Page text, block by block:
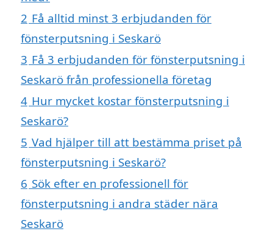
2 Få alltid minst 3 erbjudanden för
fönsterputsning i Seskarö
3 Få 3 erbjudanden för fönsterputsning i
Seskarö från professionella företag
4 Hur mycket kostar fönsterputsning i
Seskarö?
5 Vad hjälper till att bestämma priset på
fönsterputsning i Seskarö?
6 Sök efter en professionell för
fönsterputsning i andra städer nära
Seskarö